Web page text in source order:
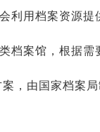
利用档案资源提
档案馆，根据需
，由国家档案